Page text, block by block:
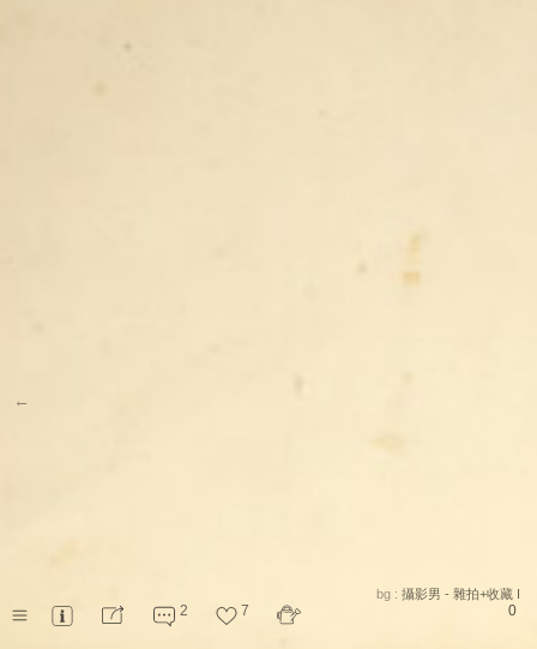
←
bg : 攝影男 - 雜拍+收藏 I
2 7 0